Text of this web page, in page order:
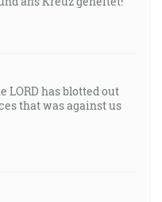
LORD has blotted out
that was against us